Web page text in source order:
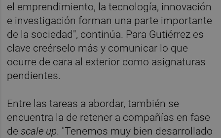
el emprendimiento, la tecnología, innovación
e investigación forman una parte importante
de la sociedad", continúa. Para Gutiérrez es
clave creérselo más y comunicar lo que
ocurre de cara al exterior como asignaturas
pendientes.
Entre las tareas a abordar, también se
encuentra la de retener a compañías en fase
descale up. "Tenemos muy bien desarrollado